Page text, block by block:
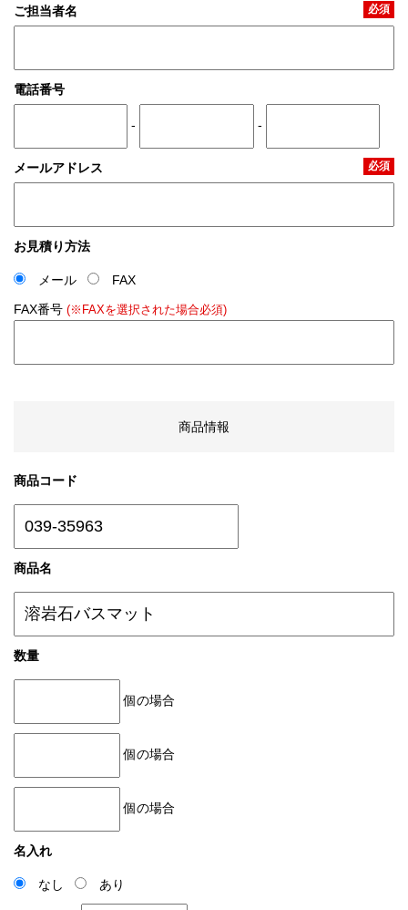
ご担当者名 必須
電話番号
- -
メールアドレス 必須
お見積り方法
メール
FAX
FAX番号 (※FAXを選択された場合必須)
商品情報
商品コード
商品名
数量
個の場合
個の場合
個の場合
名入れ
なし あり